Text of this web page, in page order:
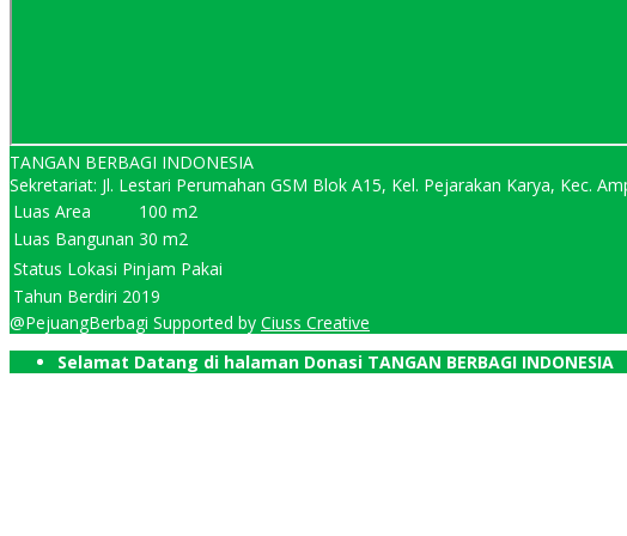
TANGAN BERBAGI INDONESIA
Sekretariat: Jl. Lestari Perumahan GSM Blok A15, Kel. Pejarakan Karya, Kec.
Luas Area
100 m2
Luas Bangunan 30 m2
Status Lokasi Pinjam Pakai
Tahun Berdiri 2019
@PejuangBerbagi Supported by Ciuss Creative
Selamat Datang di halaman Donasi TANGAN BERBAGI INDONESIA